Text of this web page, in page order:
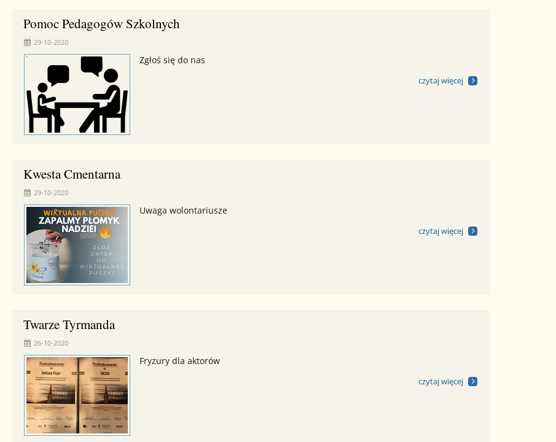
Pomoc Pedagogów Szkolnych
29-10-2020
Zgłoś się do nas
czytaj więcej
Kwesta Cmentarna
29-10-2020
Uwaga wolontariusze
czytaj więcej
Twarze Tyrmanda
26-10-2020
Fryzury dla aktorów
czytaj więcej